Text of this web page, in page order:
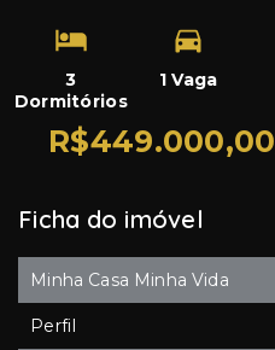
3
Dormitórios
1 Vaga
R$449.000,00
Ficha do imóvel
Minha Casa Minha Vida
Perfil